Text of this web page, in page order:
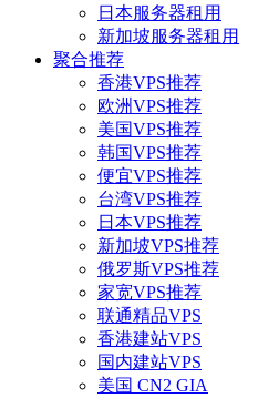
日本服务器租用
新加坡服务器租用
聚合推荐
香港VPS推荐
欧洲VPS推荐
美国VPS推荐
韩国VPS推荐
便宜VPS推荐
台湾VPS推荐
日本VPS推荐
新加坡VPS推荐
俄罗斯VPS推荐
家宽VPS推荐
联通精品VPS
香港建站VPS
国内建站VPS
美国 CN2 GIA